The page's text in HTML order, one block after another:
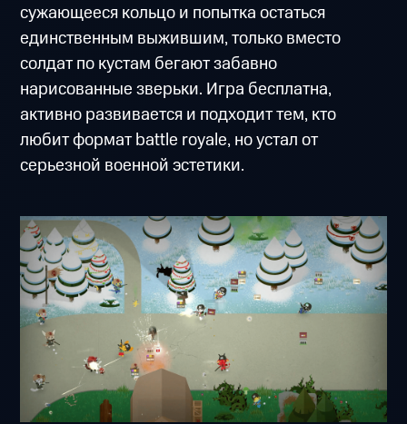
сужающееся кольцо и попытка остаться
единственным выжившим, только вместо
солдат по кустам бегают забавно
нарисованные зверьки. Игра бесплатна,
активно развивается и подходит тем, кто
любит формат battle royale, но устал от
серьезной военной эстетики.